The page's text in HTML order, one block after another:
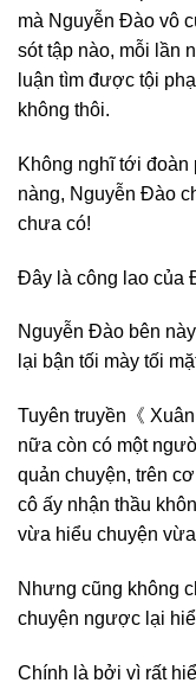
mà Nguyễn Đào vô
sót tập nào, mỗi lần
luận tìm được tội
không thôi.
Không nghĩ tới
nàng, Nguyễn Đào
chưa có!
Đây là công lao của
Nguyễn Đào bên
lại bận tối mày tối
Tuyên truyền《
nữa còn có một
quản chuyện, trên
cô ấy nhận thầu
vừa hiểu chuyện
Nhưng cũng không
chuyện ngược lại
Chính là bởi vì rất